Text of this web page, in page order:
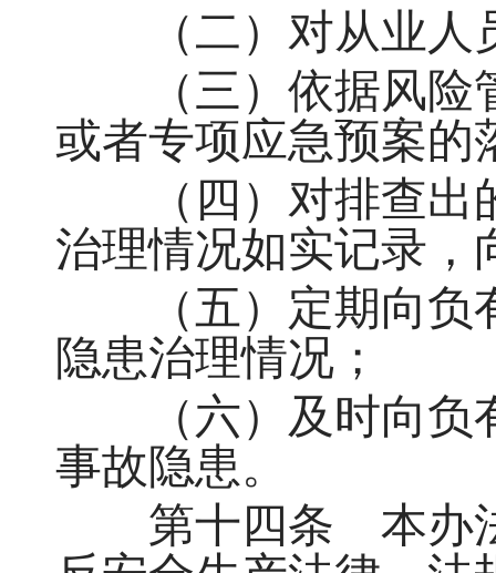
（二）对从业人员
（三）依据风险管
或者专项应急预案的
（四）对排查出的
治理情况如实记录，
（五）定期向负有
隐患治理情况；
（六）及时向负有
事故隐患。
第十四条 本办法